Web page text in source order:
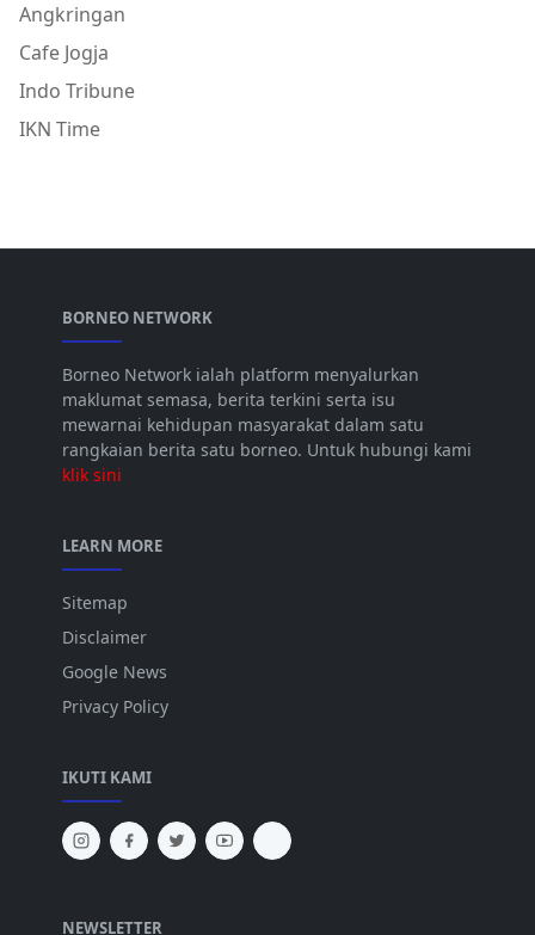
Angkringan
Cafe Jogja
Indo Tribune
IKN Time
BORNEO NETWORK
Borneo Network ialah platform menyalurkan
maklumat semasa, berita terkini serta isu
mewarnai kehidupan masyarakat dalam satu
rangkaian berita satu borneo. Untuk hubungi kami
klik sini
LEARN MORE
Sitemap
Disclaimer
Google News
Privacy Policy
IKUTI KAMI
NEWSLETTER